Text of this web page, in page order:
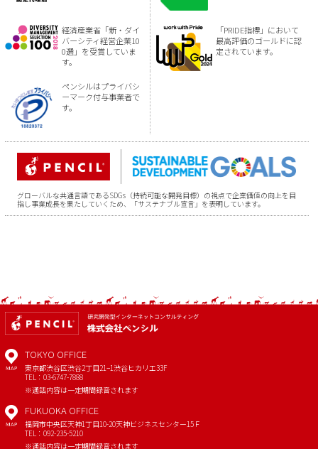
経済産業省「新・ダイ
バーシティ経営企業10
0選」を受賞していま
す。
「PRIDE指標」において
最高評価のゴールドに認
定されています。
ペンシルはプライバシ
ーマーク付与事業者で
す。
グローバルな共通言語であるSDGs（持続可能な開発目標）の視点で企業価値の向上を目
指し事業成長を果たしていくため、「サステナブル宣言」を表明しています。
MAP
TOKYO OFFICE
東京都渋谷区渋谷2丁目21−1渋谷ヒカリエ33F
TEL：03-6747-7888
※通話内容は一定期間録音されます
MAP
FUKUOKA OFFICE
福岡市中央区天神1丁目10-20天神ビジネスセンター15Ｆ
TEL：092-235-5210
※通話内容は一定期間録音されます